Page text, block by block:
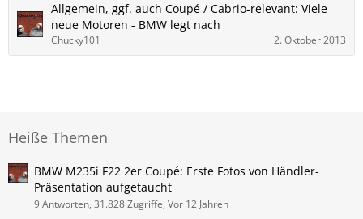
Allgemein, ggf. auch Coupé / Cabrio-relevant: Viele
neue Motoren - BMW legt nach
Chucky101 2. Oktober 2013
Heiße Themen
BMW M235i F22 2er Coupé: Erste Fotos von Händler-
Präsentation aufgetaucht
9 Antworten, 31.828 Zugriffe, Vor 12 Jahren